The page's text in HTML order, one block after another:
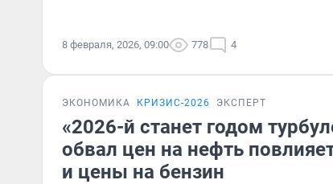
8 февраля, 2026, 09:00 778 4
ЭКОНОМИКА КРИЗИС-2026 ЭКСПЕРТ
«2026-й станет годом
обвал цен на нефть
и цены на бензин